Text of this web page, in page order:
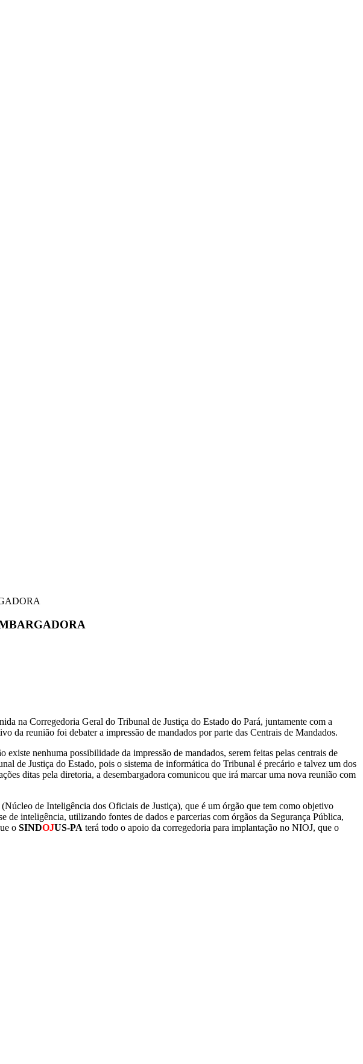
na Corregedoria Geral do Tribunal de Justiça do Estado do Pará, juntamente com a
reunião foi debater a impressão de mandados por parte das Centrais de Mandados.
nenhuma possibilidade da impressão de mandados, serem feitas pelas centrais de
de Justiça do Estado, pois o sistema de informática do Tribunal é precário e talvez um dos
ditas pela diretoria, a desembargadora comunicou que irá marcar uma nova reunião com
de Inteligência dos Oficiais de Justiça), que é um órgão que tem como objetivo
de inteligência, utilizando fontes de dados e parcerias com órgãos da Segurança Pública,
o SINDOJUS-PA terá todo o apoio da corregedoria para implantação no NIOJ, que o